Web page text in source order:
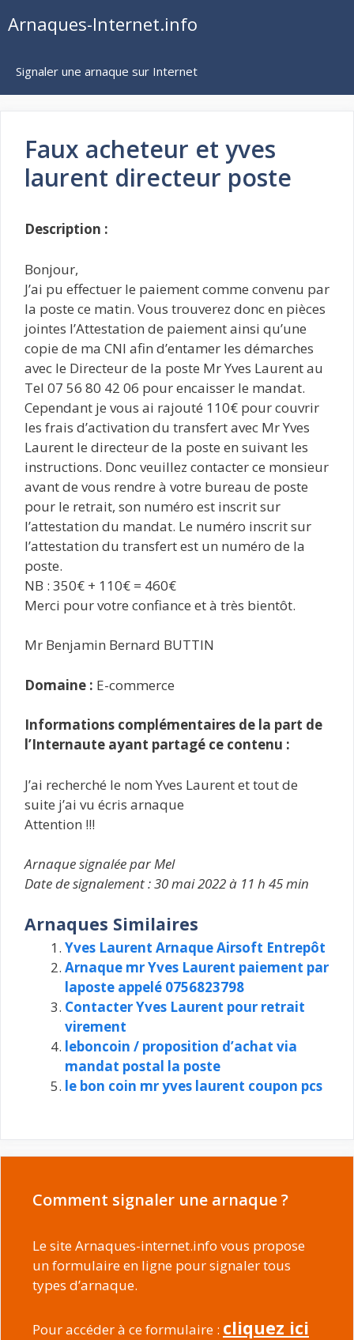
auArnaques-Internet.info
Signaler une arnaque sur Internet
Faux acheteur et yves
laurent directeur poste
Description :
Bonjour,
J’ai pu effectuer le paiement comme convenu par
la poste ce matin. Vous trouverez donc en pièces
jointes l’Attestation de paiement ainsi qu’une
copie de ma CNI afin d’entamer les démarches
avec le Directeur de la poste Mr Yves Laurent au
Tel 07 56 80 42 06 pour encaisser le mandat.
Cependant je vous ai rajouté 110€ pour couvrir
les frais d’activation du transfert avec Mr Yves
Laurent le directeur de la poste en suivant les
instructions. Donc veuillez contacter ce monsieur
avant de vous rendre à votre bureau de poste
pour le retrait, son numéro est inscrit sur
l’attestation du mandat. Le numéro inscrit sur
l’attestation du transfert est un numéro de la
poste.
NB : 350€ + 110€ = 460€
Merci pour votre confiance et à très bientôt.
Mr Benjamin Bernard BUTTIN
Domaine : E-commerce
Informations complémentaires de la part de
l’Internaute ayant partagé ce contenu :
J’ai recherché le nom Yves Laurent et tout de
suite j’ai vu écris arnaque
Attention !!!
Arnaque signalée par Mel
Date de signalement : 30 mai 2022 à 11 h 45 min
Arnaques Similaires
Yves Laurent Arnaque Airsoft Entrepôt
Arnaque mr Yves Laurent paiement par
laposte appelé 0756823798
Contacter Yves Laurent pour retrait
virement
leboncoin / proposition d’achat via
mandat postal la poste
le bon coin mr yves laurent coupon pcs
Comment signaler une arnaque ?
Le site Arnaques-internet.info vous propose
un formulaire en ligne pour signaler tous
types d’arnaque.
Pour accéder à ce formulaire : cliquez ici